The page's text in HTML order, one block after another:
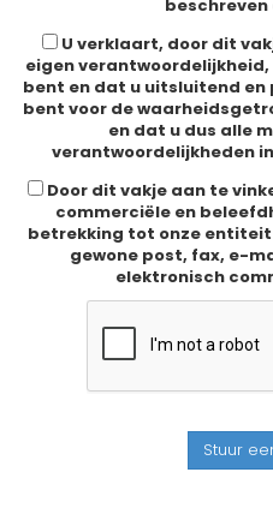
U verklaart, door dit
eigen
bent en dat u uitsluitend
bent voor de
en dat u dus alle
verantwoordelijkheden
Door dit vakje aan te
commerciële en
betrekking tot onze
gewone post, fax, e-
elektronisch